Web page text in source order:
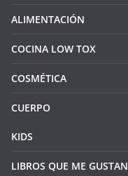
ALIMENTACIÓN
COCINA LOW TOX
COSMÉTICA
CUERPO
KIDS
LIBROS QUE ME GUSTAN